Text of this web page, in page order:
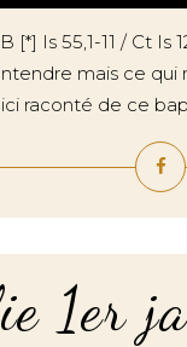
Is 55,1-11 / Ct Is
mais ce qui
raconté de ce
1er